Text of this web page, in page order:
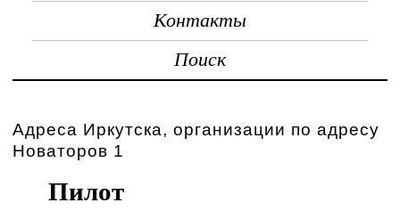
Контакты
Поиск
Адреса Иркутска, организации по адресу
Новаторов 1
Пилот